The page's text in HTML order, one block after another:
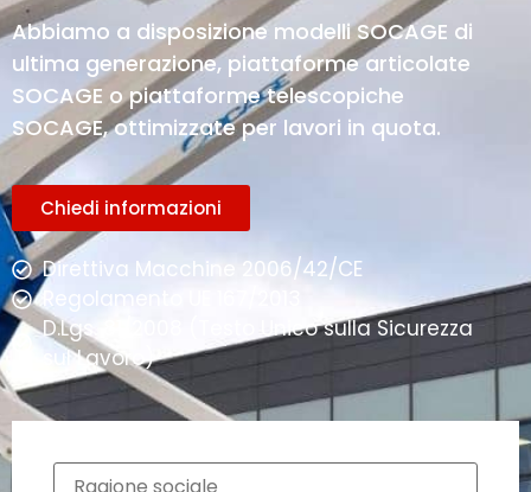
Abbiamo a disposizione modelli SOCAGE di
ultima generazione, piattaforme articolate
SOCAGE o piattaforme telescopiche
SOCAGE, ottimizzate per lavori in quota.
Chiedi informazioni
Direttiva Macchine 2006/42/CE
Regolamento UE 167/2013
D.Lgs. 81/2008 (Testo Unico sulla Sicurezza
sul Lavoro)